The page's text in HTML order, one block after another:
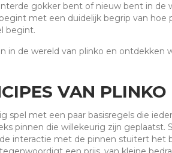
gokker bent of nieuw bent in de
met een duidelijk begrip van
begint.
in de wereld van plinko en ontdekken
VAN PLINKO
spel met een paar basisregels die
pinnen die willekeurig zijn geplaatst.
interactie met de pinnen stuitert het